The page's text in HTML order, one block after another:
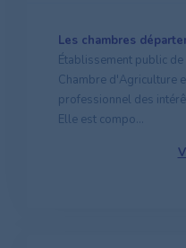
Les chambres
Établissement public
Chambre d'Agriculture
professionnel des
Elle est compo...